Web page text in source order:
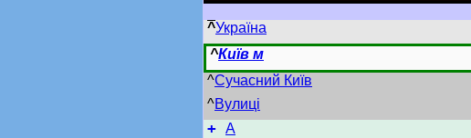
^Україна
^Київ м
^Сучасний Київ
^Вулиці
+ А